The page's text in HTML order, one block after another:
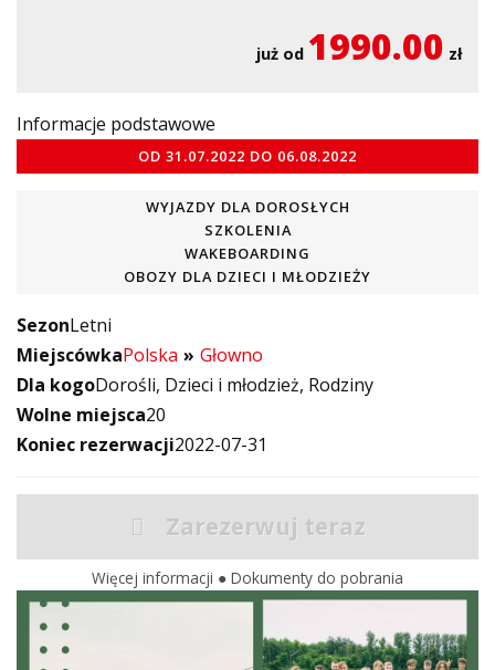
już od 1990.00 zł
Informacje podstawowe
OD 31.07.2022 DO 06.08.2022
WYJAZDY DLA DOROSŁYCH
SZKOLENIA
WAKEBOARDING
OBOZY DLA DZIECI I MŁODZIEŻY
SezonLetni
MiejscówkaPolska
Głowno
Dla kogoDorośli Dzieci i młodzież Rodziny
Wolne miejsca20
Koniec rezerwacji2022-07-31
Zarezerwuj teraz
Więcej informacji ● Dokumenty do pobrania